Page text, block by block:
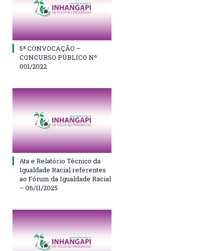
5ª CONVOCAÇÃO –
CONCURSO PÚBLICO Nº
001/2022
Ata e Relatório Técnico da
Igualdade Racial referentes
ao Fórum da Igualdade Racial
– 06/11/2025